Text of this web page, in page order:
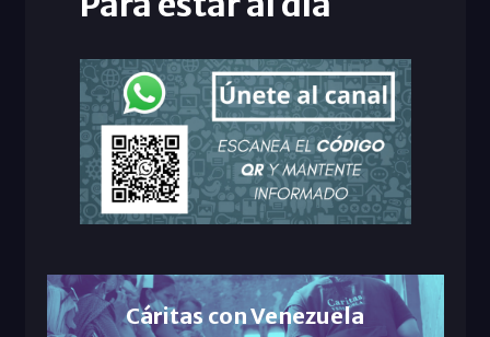
Cáritas con Venezuela